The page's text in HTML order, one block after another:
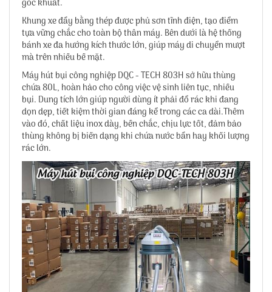
góc khuất.
Khung xe đẩy bằng thép được phủ sơn tĩnh điện, tạo điểm
tựa vững chắc cho toàn bộ thân máy. Bên dưới là hệ thống
bánh xe đa hướng kích thước lớn, giúp máy di chuyển mượt
mà trên nhiều bề mặt.
Máy hút bụi công nghiệp DQC - TECH 803H sở hữu thùng
chứa 80L, hoàn hảo cho công việc vệ sinh liên tục, nhiều
bụi. Dung tích lớn giúp người dùng ít phải đổ rác khi đang
dọn dẹp, tiết kiệm thời gian đáng kể trong các ca dài.Thêm
vào đó, chất liệu inox dày, bền chắc, chịu lực tốt, đảm bảo
thùng không bị biến dạng khi chứa nước bẩn hay khối lượng
rác lớn.